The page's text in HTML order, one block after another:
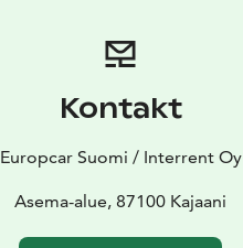
Kontakt
Europcar Suomi / Interrent Oy
Asema-alue, 87100 Kajaani